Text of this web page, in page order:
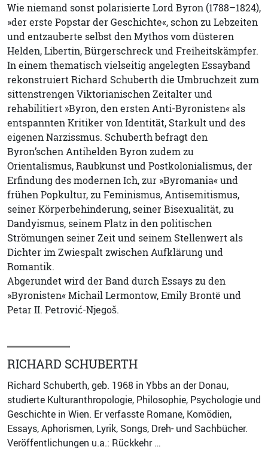
Wie niemand sonst polarisierte Lord Byron (1788–1824),
»der erste Popstar der Geschichte«, schon zu Lebzeiten
und entzauberte selbst den Mythos vom düsteren
Helden, Libertin, Bürgerschreck und Freiheitskämpfer.
In einem thematisch vielseitig angelegten Essayband
rekonstruiert Richard Schuberth die Umbruchzeit zum
sittenstrengen Viktorianischen Zeitalter und
rehabilitiert »Byron, den ersten Anti-Byronisten« als
entspannten Kritiker von Identität, Starkult und des
eigenen Narzissmus. Schuberth befragt den
Byron’schen Antihelden Byron zudem zu
Orientalismus, Raubkunst und Postkolonialismus, der
Erfindung des modernen Ich, zur »Byromania« und
frühen Popkultur, zu Feminismus, Antisemitismus,
seiner Körperbehinderung, seiner Bisexualität, zu
Dandyismus, seinem Platz in den politischen
Strömungen seiner Zeit und seinem Stellenwert als
Dichter im Zwiespalt zwischen Aufklärung und
Romantik.
Abgerundet wird der Band durch Essays zu den
»Byronisten« Michail Lermontow, Emily Brontë und
Petar II. Petrović-Njegoš.
RICHARD SCHUBERTH
Richard Schuberth, geb. 1968 in Ybbs an der Donau,
studierte Kulturanthropologie, Philosophie, Psychologie und
Geschichte in Wien. Er verfasste Romane, Komödien,
Essays, Aphorismen, Lyrik, Songs, Dreh- und Sachbücher.
Veröffentlichungen u.a.: Rückkehr …